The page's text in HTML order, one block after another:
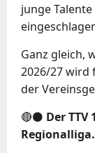
junge
Ganz gleich,
2026/27 wird
der
🔴⚫️ Der
Regionalliga.